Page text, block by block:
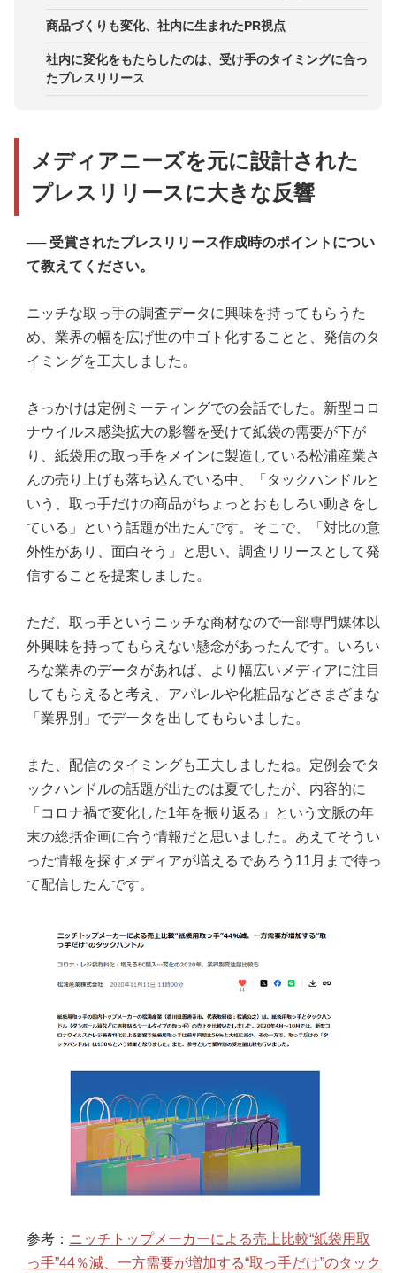
商品づくりも変化、社内に生まれたPR視点
社内に変化をもたらしたのは、受け手のタイミングに合っ
たプレスリリース
メディアニーズを元に設計された
プレスリリースに大きな反響
── 受賞されたプレスリリース作成時のポイントについ
て教えてください。
ニッチな取っ手の調査データに興味を持ってもらうた
め、業界の幅を広げ世の中ゴト化することと、発信のタ
イミングを工夫しました。
きっかけは定例ミーティングでの会話でした。新型コロ
ナウイルス感染拡大の影響を受けて紙袋の需要が下が
り、紙袋用の取っ手をメインに製造している松浦産業さ
んの売り上げも落ち込んでいる中、「タックハンドルと
いう、取っ手だけの商品がちょっとおもしろい動きをし
ている」という話題が出たんです。そこで、「対比の意
外性があり、面白そう」と思い、調査リリースとして発
信することを提案しました。
ただ、取っ手というニッチな商材なので一部専門媒体以
外興味を持ってもらえない懸念があったんです。いろい
ろな業界のデータがあれば、より幅広いメディアに注目
してもらえると考え、アパレルや化粧品などさまざまな
「業界別」でデータを出してもらいました。
また、配信のタイミングも工夫しましたね。定例会でタ
ックハンドルの話題が出たのは夏でしたが、内容的に
「コロナ禍で変化した1年を振り返る」という文脈の年
末の総括企画に合う情報だと思いました。あえてそうい
った情報を探すメディアが増えるであろう11月まで待っ
て配信したんです。
参考： ニッチトップメーカーによる売上比較“紙袋用取
っ手”44％減、一方需要が増加する“取っ手だけ”のタック